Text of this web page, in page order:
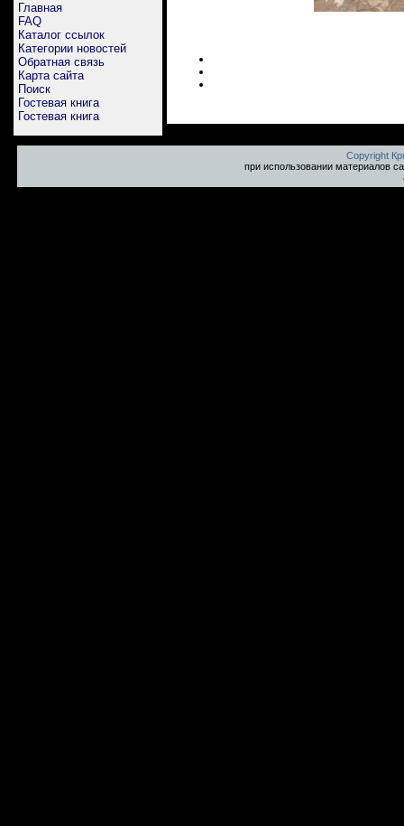
Главная
FAQ
Каталог ссылок
Категории новостей
Обратная связь
Карта сайта
Поиск
Гостевая книга
Гостевая книга
Copyright
при использовании материалов